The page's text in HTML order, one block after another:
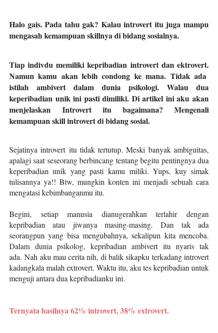
Halo gais. Pada tahu gak? Kalau introvert itu juga mampu
mengasah kemampuan skillnya di bidang sosialnya.
Tiap indivdu memiliki kepribadian introvert dan ektrovert.
Namun kamu akan lebih condong ke mana. Tidak ada
istilah ambivert dalam dunia psikologi. Walau dua
keperibadian unik ini pasti dimiliki. Di artikel ini aku akan
menjelaskan Introvert itu bagaimana? Mengenali
kemampuan skill introvert di bidang sosial.
Sejatinya introvert itu tidak tertutup. Meski banyak ambiguitas,
apalagi saat seseorang berbincang tentang begitu pentingnya dua
keperibadian unik yang pasti kamu miliki. Yups, kuy simak
tulisannya ya!! Btw, mungkin konten ini menjadi sebuah cara
mengatasi kebimbanganmu itu.
Begini, setiap manusia dianugerahkan terlahir dengan
kepribadian atau jiwanya masing-masing. Dan tak ada
seorangpun yang bisa mengubahnya, sekalipun kita mencoba.
Dalam dunia psikolog, kepribadian ambivert itu nyaris tak
ada.Nah aku mau cerita nih, di balik sikapku terkadang introvert
kadangkala malah extrovert. Waktu itu, aku tes kepribadian untuk
menguji antara dua kepribadianku ini.
Ternyata hasilnya 62% introvert, 38% extrovert.